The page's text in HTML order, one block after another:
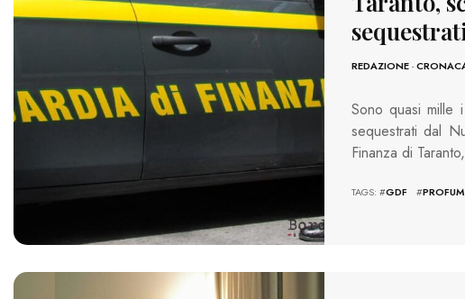
REDAZIONE-
Sono quasi mille
sequestrati dal
Finanza di
TAGS: #GDF #